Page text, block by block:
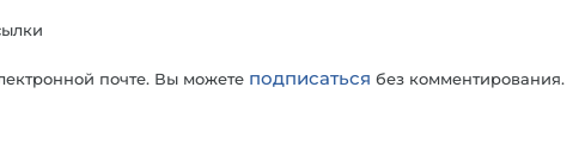
почте. Вы можете подписаться без комментирования.